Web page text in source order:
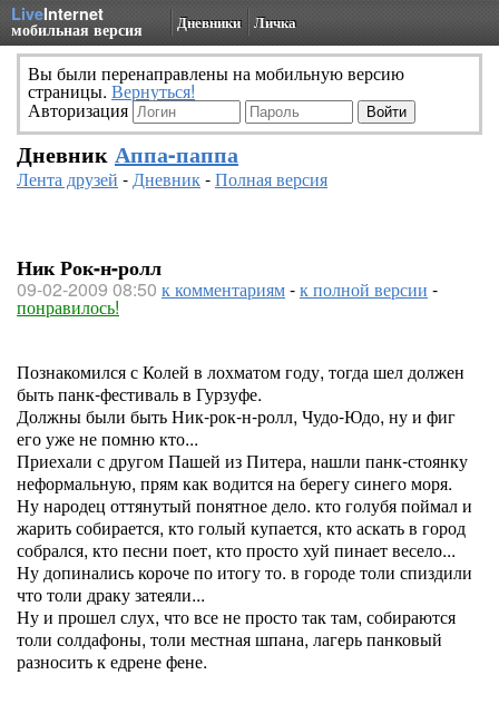
LiveInternet
мобильная версия Дневники Личка
Вы были перенаправлены на мобильную версию
страницы. Вернуться!
Авторизация
Дневник Аппа-паппа
Лента друзей -Дневник-Полная версия
Ник Рок-н-ролл
09-02-2009 08:50 к комментариям-к полной версии -
понравилось!
Познакомился с Колей в лохматом году, тогда шел должен
быть панк-фестиваль в Гурзуфе.
Должны были быть Ник-рок-н-ролл, Чудо-Юдо, ну и фиг
его уже не помню кто...
Приехали с другом Пашей из Питера, нашли панк-стоянку
неформальную, прям как водится на берегу синего моря.
Ну народец оттянутый понятное дело. кто голубя поймал и
жарить собирается, кто голый купается, кто аскать в город
собрался, кто песни поет, кто просто хуй пинает весело...
Ну допинались короче по итогу то. в городе толи спиздили
что толи драку затеяли...
Ну и прошел слух, что все не просто так там, собираются
толи солдафоны, толи местная шпана, лагерь панковый
разносить к едрене фене.